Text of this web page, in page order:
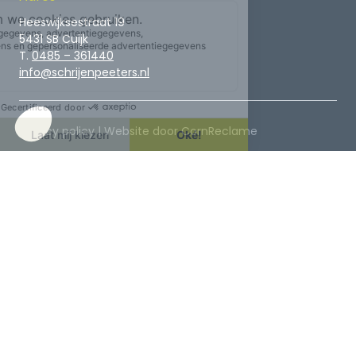
Heeswijksestraat 19
5431 SB Cuijk
T.0485 – 361440
info@schrijenpeeters.nl
Privacy policy | Website doorCornReclame